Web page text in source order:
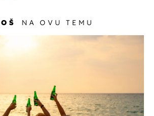
NA OVU TEMU